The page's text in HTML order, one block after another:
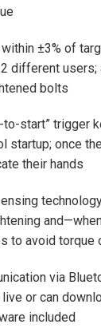
±3% of
different users;
bolts
to-start” trigger
startup; once
their hands
to avoid torque
via
or can
included